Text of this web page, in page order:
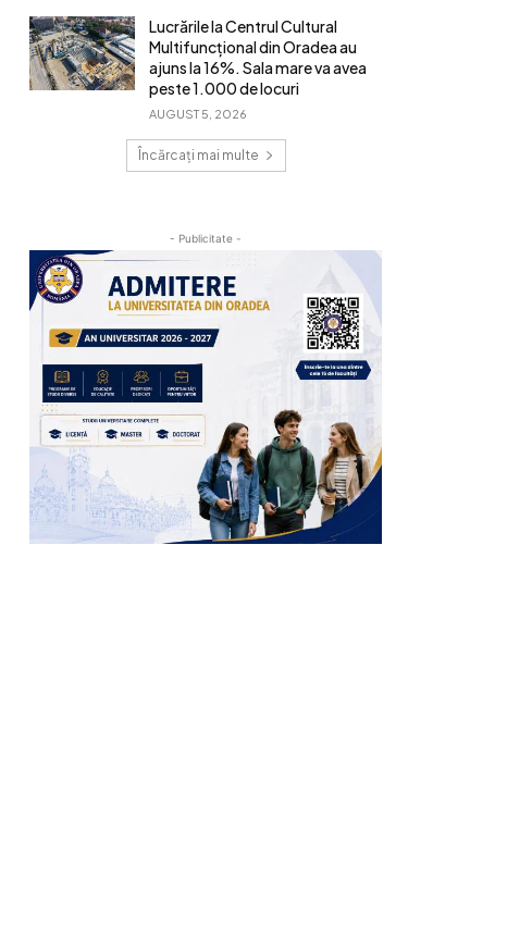
Lucrările la Centrul Cultural
Multifuncțional din Oradea au
ajuns la 16%. Sala mare va avea
peste 1.000 de locuri
AUGUST 5, 2026
Încărcați mai multe
- Publicitate -